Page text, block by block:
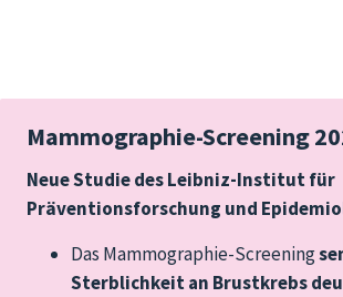
Mammographie-Screening
Neue Studie des Leibniz-Institut für
Präventionsforschung und
Das Mammographie-Screening
Sterblichkeit an Brustkrebs